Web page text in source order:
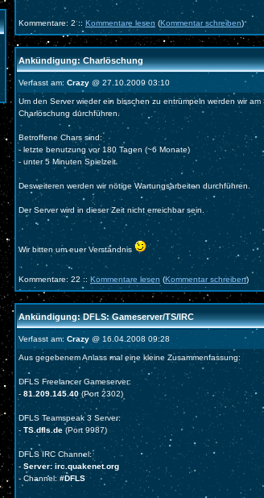
Kommentare: 2 :: Kommentare lesen (Kommentar schreiben)
Ankündigung: Charlöschung
Verfasst am: Crazy @ 27.10.2009 03:10
Um den Server wieder ein bisschen zu entrümpeln werden wir
Charlöschung durchführen.
Betroffene Chars sind:
- letzte benutzung vor 180 Tagen (~6 Monate)
- unter 5 Minuten Spielzeit
Desweiteren werden wir nötige Wartungsarbeiten durchführen.
Der Server wird in dieser Zeit nicht erreichbar sein.
Wir bitten um euer Verständnis
Kommentare: 22 :: Kommentare lesen (Kommentar schreiben)
Ankündigung: DFLS: Gameserver/TS/IRC
Verfasst am: Crazy @ 16.04.2008 09:28
Aus gegebenem Anlass mal eine kleine Zusammenfassung:
DFLS Freelancer Gameserver:
- 81.209.145.40(Port 2302)
DFLS Teamspeak 3 Server:
- TS.dfls.de (Port 9987)
DFLS IRC Channel:
- Server: irc.quakenet.org
- Channel:#DFLS